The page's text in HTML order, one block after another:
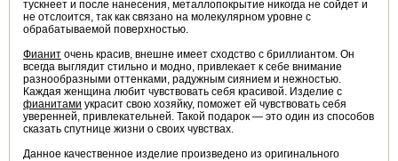
тускнеет и после нанесения, металлопокрытие никогда не сойдет и
не отслоится, так как связано на молекулярном уровне с
обрабатываемой поверхностью.
Фианит очень красив, внешне имеет сходство с бриллиантом. Он
всегда выглядит стильно и модно, привлекает к себе внимание
разнообразными оттенками, радужным сиянием и нежностью.
Каждая женщина любит чувствовать себя красивой. Изделие с
фианитами украсит свою хозяйку, поможет ей чувствовать себя
уверенней, привлекательней. Такой подарок — это один из способов
сказать спутнице жизни о своих чувствах.
Данное качественное изделие произведено из оригинального